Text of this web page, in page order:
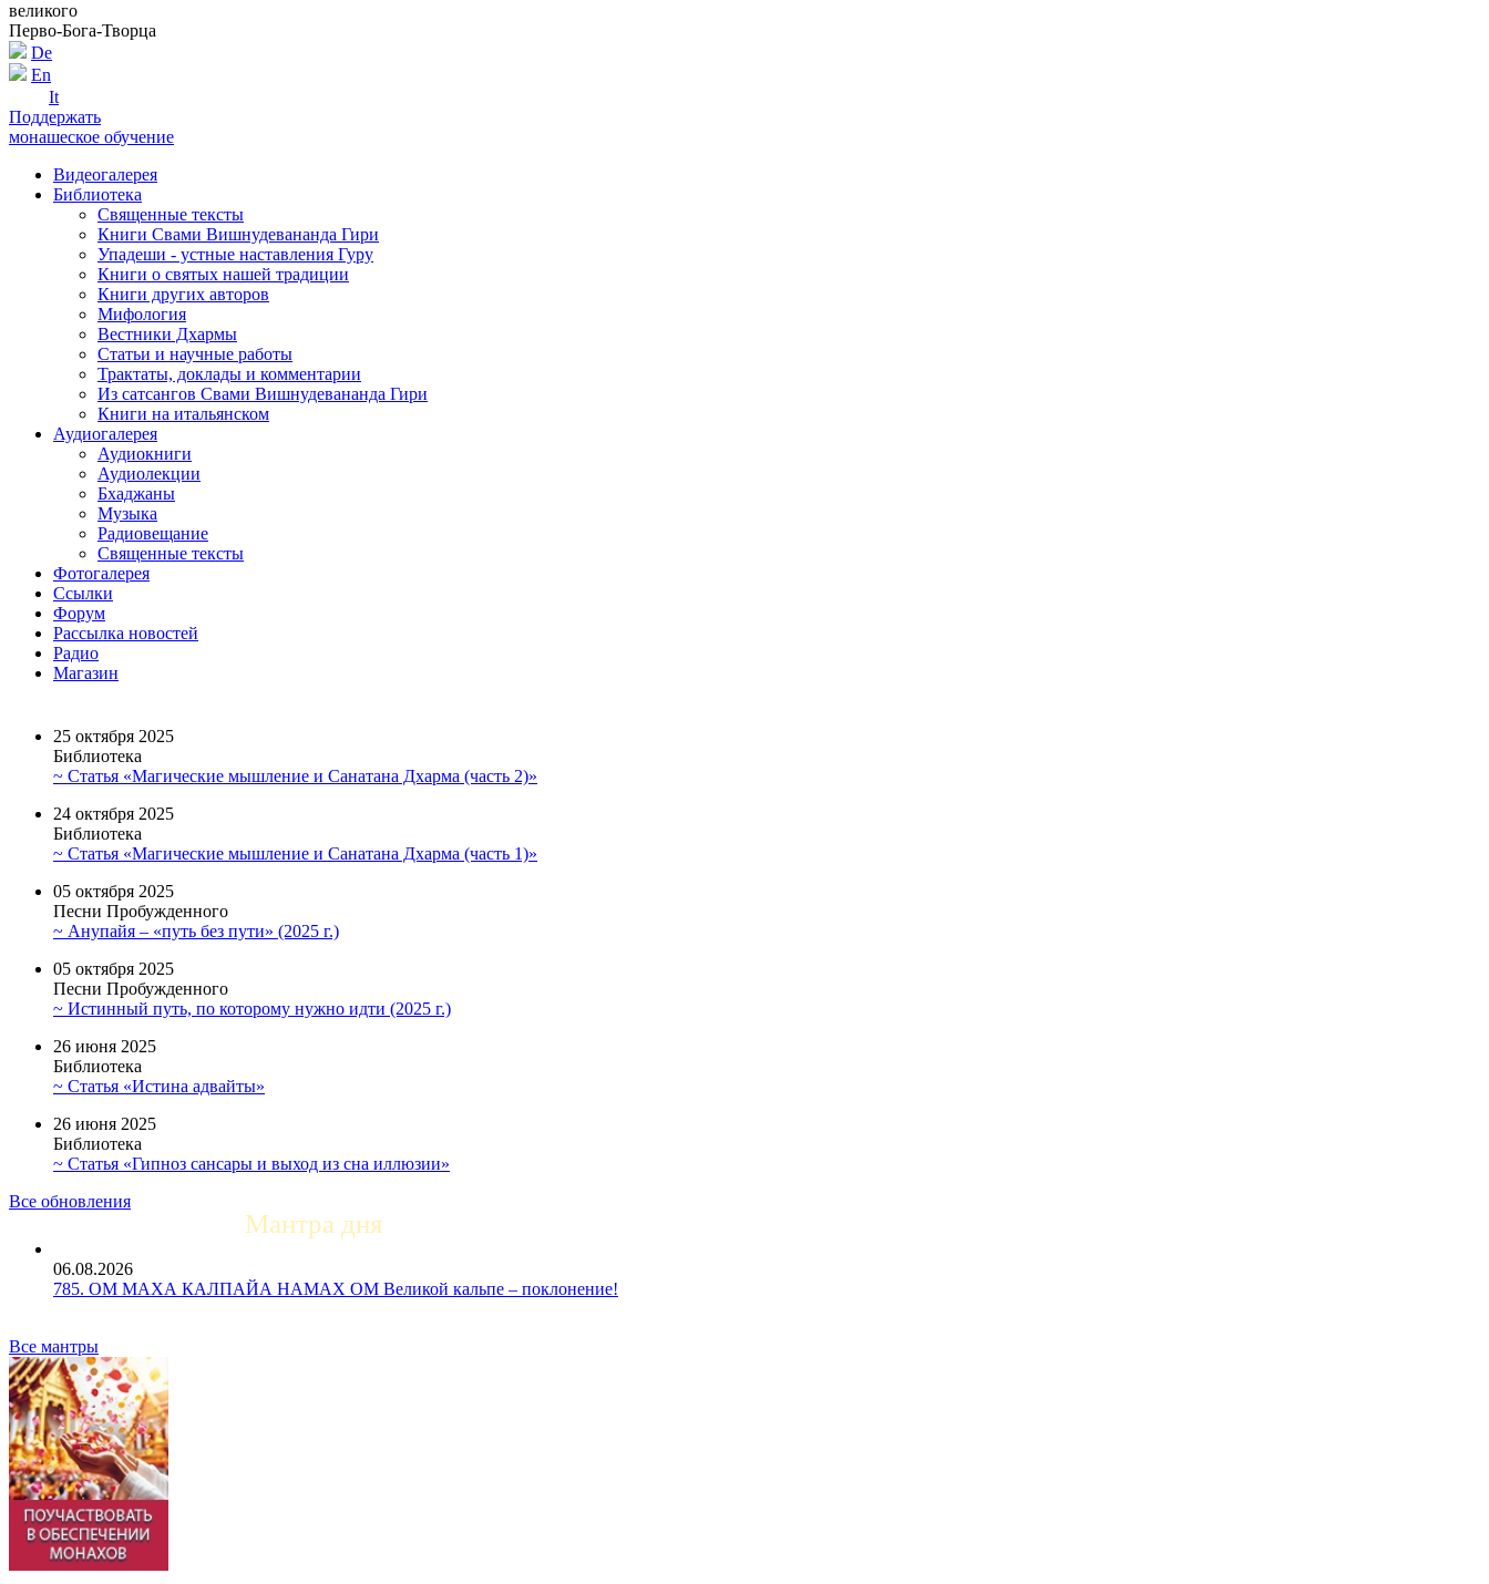
великого
Перво-Бога-Творца
De
En
It
Поддержать
монашеское обучение
Видеогалерея
Библиотека
Священные тексты
Книги Свами Вишнудевананда Гири
Упадеши - устные наставления Гуру
Книги о святых нашей традиции
Книги других авторов
Мифология
Вестники Дхармы
Статьи и научные работы
Трактаты, доклады и комментарии
Из сатсангов Свами Вишнудевананда Гири
Книги на итальянском
Аудиогалерея
Аудиокниги
Аудиолекции
Бхаджаны
Музыка
Радиовещание
Священные тексты
Фотогалерея
Ссылки
Форум
Рассылка новостей
Радио
Магазин
25 октября 2025
Библиотека
~ Статья «Магические мышление и Санатана Дхарма (часть 2)»
24 октября 2025
Библиотека
~ Статья «Магические мышление и Санатана Дхарма (часть 1)»
05 октября 2025
Песни Пробужденного
~ Анупайя – «путь без пути» (2025 г.)
05 октября 2025
Песни Пробужденного
~ Истинный путь, по которому нужно идти (2025 г.)
26 июня 2025
Библиотека
~ Статья «Истина адвайты»
26 июня 2025
Библиотека
~ Статья «Гипноз сансары и выход из сна иллюзии»
Все обновления
Мантра дня
06.08.2026
785. ОМ МАХА КАЛПАЙА НАМАХ ОМ Великой кальпе – поклонение!
Все мантры